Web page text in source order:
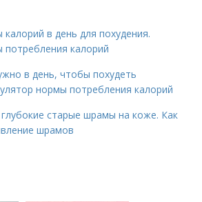
в день для похудения.
потребления калорий
в день, чтобы похудеть
нормы потребления калорий
старые шрамы на коже. Как
шрамов